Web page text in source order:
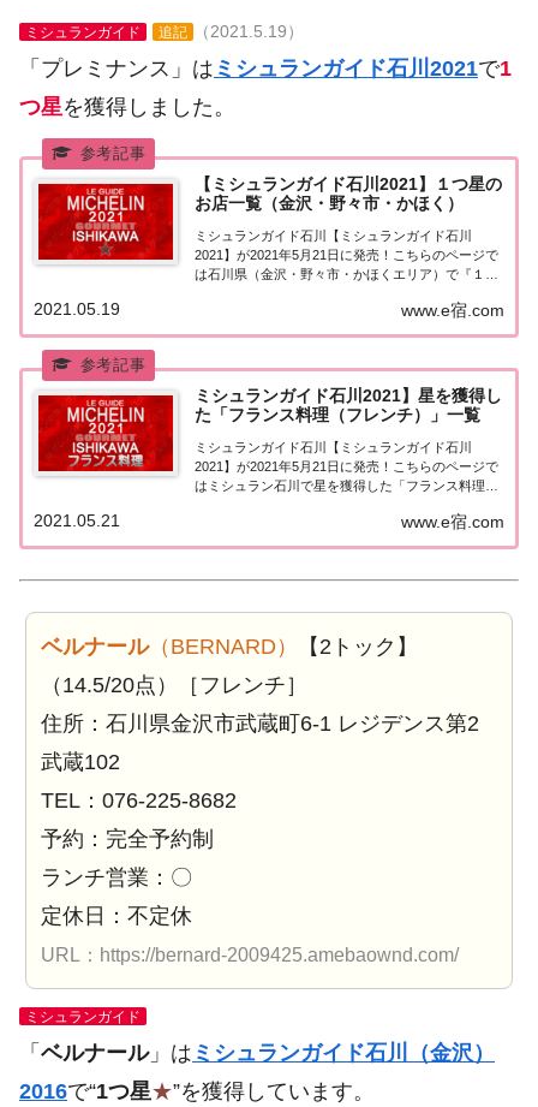
ミシュランガイド 追記 （2021.5.19）
「プレミナンス」は ミシュランガイド石川2021で1
つ星を獲得しました。
【ミシュランガイド石川2021】１つ星の
お店一覧（金沢・野々市・かほく）
ミシュランガイド石川【ミシュランガイド石川
2021】が2021年5月21日に発売！こちらのページで
は石川県（金沢・野々市・かほくエリア）で『１つ
覧にまとめました。ミシュランガイド石川2021『１
つ星』ミシュランガイド石川2021「金沢...
www.e宿.com
2021.05.19
ミシュランガイド石川2021】星を獲得し
た「フランス料理（フレンチ）」一覧
ミシュランガイド石川【ミシュランガイド石川
2021】が2021年5月21日に発売！こちらのページで
はミシュラン石川で星を獲得した「フランス料理
石川2021「フランス料理」「ミシュランガイド石川
2021」で星を獲得したフランス料理（フレ...
www.e宿.com
2021.05.21
ベルナール（BERNARD）
【2トック】
（14.5/20点）［フレンチ］
住所：石川県金沢市武蔵町6-1 レジデンス第2
武蔵102
TEL：076-225-8682
予約：完全予約制
ランチ営業：〇
定休日：不定休
URL：https://bernard-2009425.amebaownd.com/
ミシュランガイド
「 ベルナール」は ミシュランガイド石川（金沢）
2016で“1つ星★”を獲得しています。